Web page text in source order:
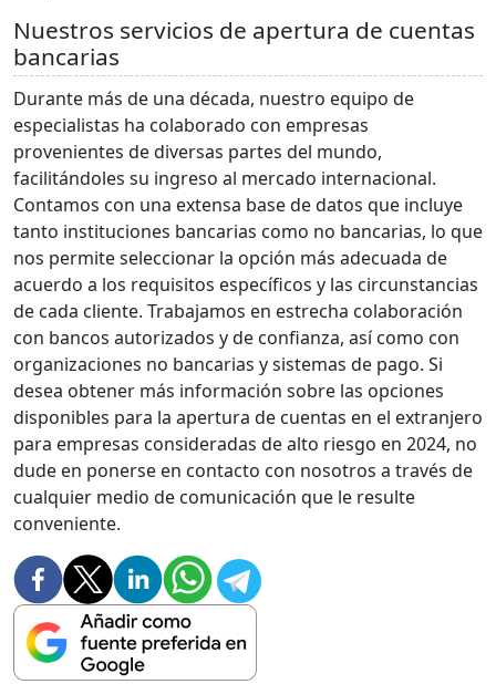
Nuestros servicios de apertura de cuentas
bancarias
Durante más de una década, nuestro equipo de
especialistas ha colaborado con empresas
provenientes de diversas partes del mundo,
facilitándoles su ingreso al mercado internacional.
Contamos con una extensa base de datos que incluye
tanto instituciones bancarias como no bancarias, lo que
nos permite seleccionar la opción más adecuada de
acuerdo a los requisitos específicos y las circunstancias
de cada cliente. Trabajamos en estrecha colaboración
con bancos autorizados y de confianza, así como con
organizaciones no bancarias y sistemas de pago. Si
desea obtener más información sobre las opciones
disponibles para la apertura de cuentas en el extranjero
para empresas consideradas de alto riesgo en 2024, no
dude en ponerse en contacto con nosotros a través de
cualquier medio de comunicación que le resulte
conveniente.